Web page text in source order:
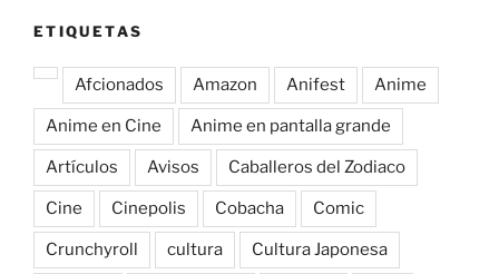
ETIQUETAS
Afcionados Amazon Anifest Anime
Anime en Cine Anime en pantalla grande
Artículos Avisos Caballeros del Zodiaco
Cine Cinepolis Cobacha Comic
Crunchyroll cultura Cultura Japonesa